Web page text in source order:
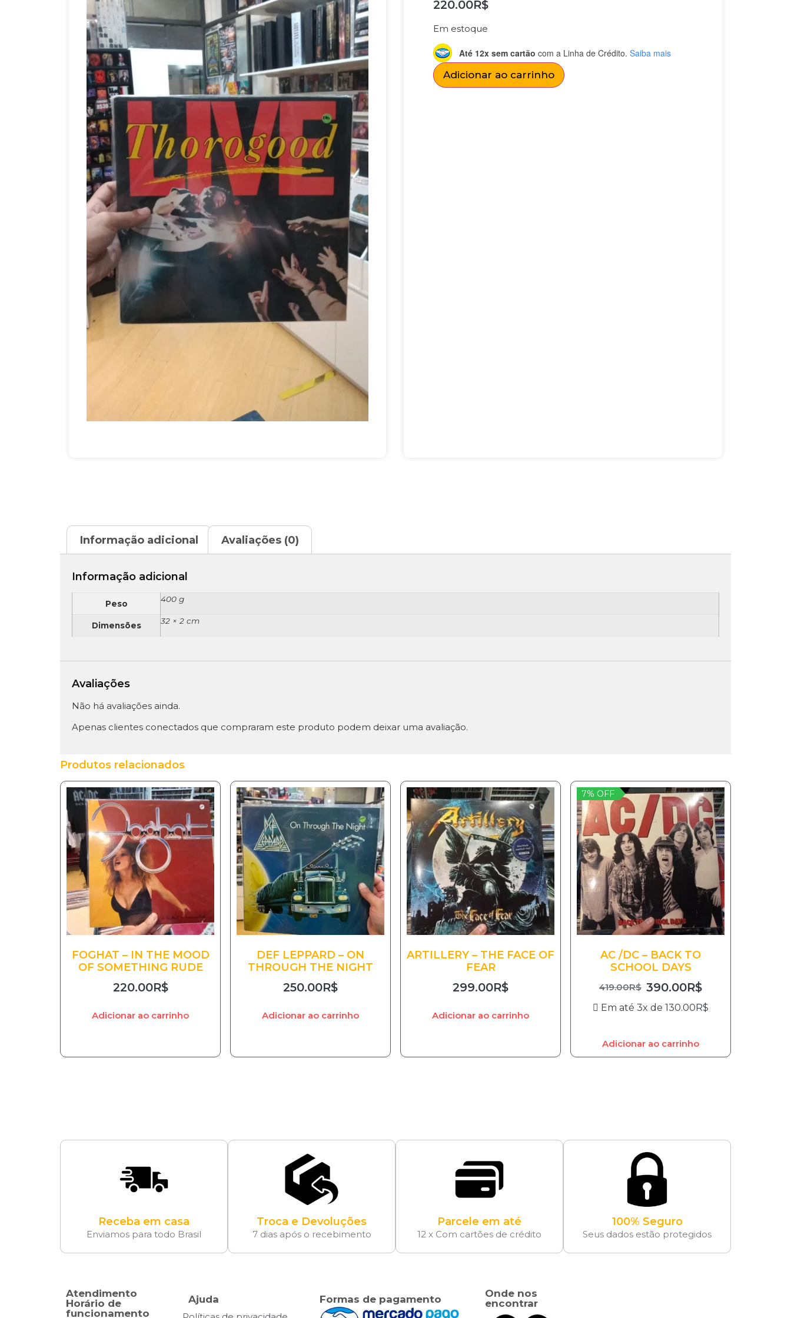
220.00R$
Em estoque
Até 12x sem cartão com a Linha de Crédito. Saiba mais
Adicionar ao carrinho
Informação adicional Avaliações (0)
Informação adicional
Peso 400 g
Dimensões 32 × 2 cm
Avaliações
Não há avaliações ainda.
Apenas clientes conectados que compraram este produto podem deixar uma avaliação.
Produtos relacionados
FOGHAT – IN THE MOOD
OF SOMETHING RUDE
220.00R$
Adicionar ao carrinho
DEF LEPPARD – ON
THROUGH THE NIGHT
250.00R$
Adicionar ao carrinho
ARTILLERY – THE FACE OF
FEAR
299.00R$
Adicionar ao carrinho
7% OFF
AC /DC – BACK TO
SCHOOL DAYS
419.00R$ 390.00R$
Em até 3x de 130.00R$
Adicionar ao carrinho
Receba em casa
Enviamos para todo Brasil
Troca e Devoluções
7 dias após o recebimento
Parcele em até
12 x Com cartões de crédito
100% Seguro
Seus dados estão protegidos
Atendimento
Horário de
funcionamento
Ajuda Formas de pagamento
Onde nos
encontrar